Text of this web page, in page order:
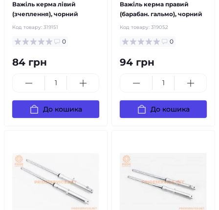
Важіль керма лівий
(зчеплення), чорний
Код товару: 319151
0
84 грн
До кошика
Важіль керма правий
(барабан. гальмо), чорний
Код товару: 319052
0
94 грн
До кошика